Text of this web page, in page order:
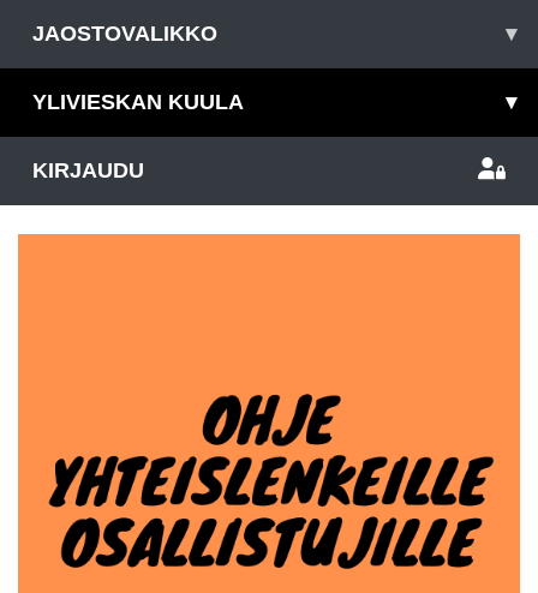
JAOSTOVALIKKO ▾
YLIVIESKAN KUULA ▾
KIRJAUDU